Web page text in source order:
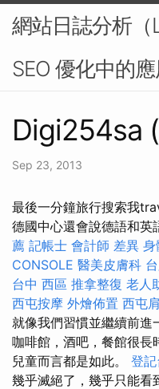
網站日誌分析（
SEO 優化中的
Digi254sa
Sep 23, 2013
最後一分鐘旅行搜索我
德國中心還會說德語和英
薦 記帳士 會計師 差異 身
CONSOLE 醫美皮膚科
台中 西區 推拿整復 老人
西屯按摩 外燴佈置 西屯
就像我們習慣並繼續前進
咖啡館，酒吧，餐館很長
兒童而言都是如此。 登
幾乎滅絕了，幾乎只能看